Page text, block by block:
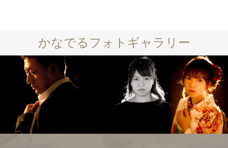
かなでるフォトギャラリー